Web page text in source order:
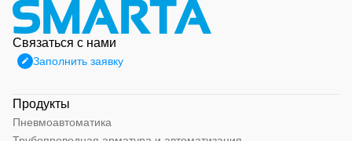
Связаться с нами
Заполнить заявку
Продукты
Пневмоавтоматика